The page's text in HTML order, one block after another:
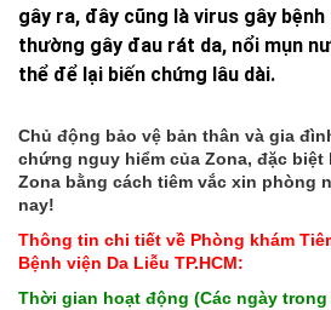
gây ra, đây cũng là virus gây
thường gây đau rát da, nổi mụn
thể để lại biến chứng lâu dài.
Chủ động bảo vệ bản thân và gia
chứng nguy hiểm của Zona, đặc biệt
Zona bằng cách tiêm vắc xin phòng
nay!
Thông tin chi tiết về Phòng khám
Bệnh viện Da Liễu TP.HCM:
Thời gian hoạt động (Các ngày